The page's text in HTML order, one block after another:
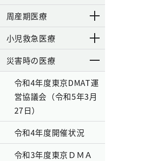
周産期医療
小児救急医療
災害時の医療
令和4年度東京DMAT運
営協議会（令和5年3月
27日）
令和4年度開催状況
令和3年度東京ＤＭＡ